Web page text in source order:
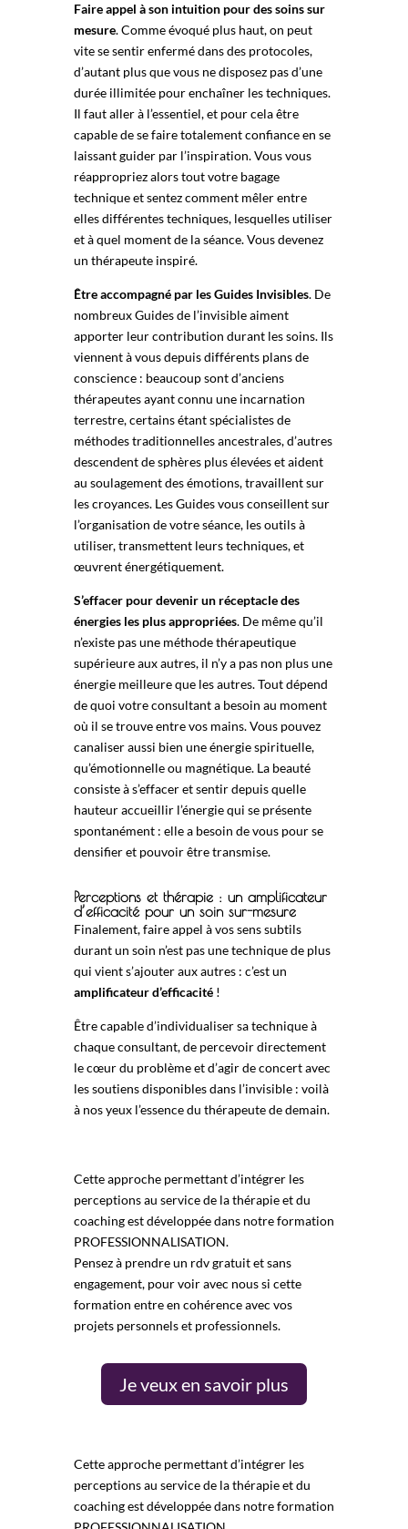
Faire appel à son intuition pour des soins sur
mesure. Comme évoqué plus haut, on peut
vite se sentir enfermé dans des protocoles,
d’autant plus que vous ne disposez pas d’une
durée illimitée pour enchaîner les techniques.
Il faut aller à l’essentiel, et pour cela être
capable de se faire totalement confiance en se
laissant guider par l’inspiration. Vous vous
réappropriez alors tout votre bagage
technique et sentez comment mêler entre
elles différentes techniques, lesquelles utiliser
et à quel moment de la séance. Vous devenez
un thérapeute inspiré.
Être accompagné par les Guides Invisibles. De
nombreux Guides de l’invisible aiment
apporter leur contribution durant les soins. Ils
viennent à vous depuis différents plans de
conscience : beaucoup sont d’anciens
thérapeutes ayant connu une incarnation
terrestre, certains étant spécialistes de
méthodes traditionnelles ancestrales, d’autres
descendent de sphères plus élevées et aident
au soulagement des émotions, travaillent sur
les croyances. Les Guides vous conseillent sur
l’organisation de votre séance, les outils à
utiliser, transmettent leurs techniques, et
œuvrent énergétiquement.
S’effacer pour devenir un réceptacle des
énergies les plus appropriées. De même qu’il
n’existe pas une méthode thérapeutique
supérieure aux autres, il n’y a pas non plus une
énergie meilleure que les autres. Tout dépend
de quoi votre consultant a besoin au moment
où il se trouve entre vos mains. Vous pouvez
canaliser aussi bien une énergie spirituelle,
qu’émotionnelle ou magnétique. La beauté
consiste à s’effacer et sentir depuis quelle
hauteur accueillir l’énergie qui se présente
spontanément : elle a besoin de vous pour se
densifier et pouvoir être transmise.
Perceptions et thérapie : un amplificateur
d’efficacité pour un soin sur-mesure
Finalement, faire appel à vos sens subtils
durant un soin n’est pas une technique de plus
qui vient s’ajouter aux autres : c’est un
amplificateur d’efficacité!
Être capable d’individualiser sa technique à
chaque consultant, de percevoir directement
le cœur du problème et d’agir de concert avec
les soutiens disponibles dans l’invisible : voilà
à nos yeux l’essence du thérapeute de demain.
Cette approche permettant d’intégrer les
perceptions au service de la thérapie et du
coaching est développée dans notreformation
PROFESSIONNALISATION.
Pensez à prendre un rdv gratuit et sans
engagement, pour voir avec nous si cette
formation entre en cohérence avec vos
projets personnels et professionnels.
Je veux en savoir plus
Cette approche permettant d’intégrer les
perceptions au service de la thérapie et du
coaching est développée dans notreformation